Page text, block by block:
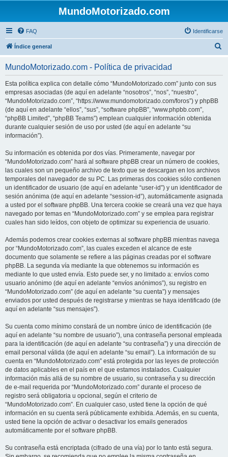
MundoMotorizado.com
FAQ Identificarse
Índice general
MundoMotorizado.com - Política de privacidad
Esta política explica con detalle cómo “MundoMotorizado.com” junto con sus
empresas asociadas (de aquí en adelante “nosotros”, “nos”, “nuestro”,
“MundoMotorizado.com”, “https://www.mundomotorizado.com/foros”) y phpBB
(de aquí en adelante “ellos”, “sus”, “software phpBB”, “www.phpbb.com”,
“phpBB Limited”, “phpBB Teams”) emplean cualquier información obtenida
durante cualquier sesión de uso por usted (de aquí en adelante “su
información”).
Su información es obtenida por dos vías. Primeramente, navegar por
“MundoMotorizado.com” hará al software phpBB crear un número de cookies,
las cuales son un pequeño archivo de texto que se descargan en los archivos
temporales del navegador de su PC. Las primeras dos cookies sólo contienen
un identificador de usuario (de aquí en adelante “user-id”) y un identificador de
sesión anónima (de aquí en adelante “session-id”), automáticamente asignada
a usted por el software phpBB. Una tercera cookie se creará una vez que haya
navegado por temas en “MundoMotorizado.com” y se emplea para registrar
cuales han sido leídos, con objeto de optimizar su experiencia de usuario.
Además podemos crear cookies externas al software phpBB mientras navega
por “MundoMotorizado.com”, las cuales exceden el alcance de este
documento que solamente se refiere a las páginas creadas por el software
phpBB. La segunda vía mediante la que obtenemos su información es
mediante lo que usted envía. Esto puede ser, y no limitado a: envíos como
usuario anónimo (de aquí en adelante “envíos anónimos”), su registro en
“MundoMotorizado.com” (de aquí en adelante “su cuenta”) y mensajes
enviados por usted después de registrarse y mientras se haya identificado (de
aquí en adelante “sus mensajes”).
Su cuenta como mínimo constará de un nombre único de identificación (de
aquí en adelante “su nombre de usuario”), una contraseña personal empleada
para la identificación (de aquí en adelante “su contraseña”) y una dirección de
email personal válida (de aquí en adelante “su email”). La información de su
cuenta en “MundoMotorizado.com” está protegida por las leyes de protección
de datos aplicables en el país en el que estamos instalados. Cualquier
información más allá de su nombre de usuario, su contraseña y su dirección
de e-mail requerida por “MundoMotorizado.com” durante el proceso de
registro será obligatoria u opcional, según el criterio de
“MundoMotorizado.com”. En cualquier caso, usted tiene la opción de qué
información en su cuenta será públicamente exhibida. Además, en su cuenta,
usted tiene la opción de activar o desactivar los emails generados
automáticamente por el software phpBB.
Su contraseña está encriptada (cifrado de una vía) por lo tanto está segura.